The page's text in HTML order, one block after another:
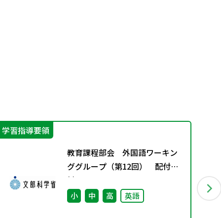
学習指導要領
教育課程部会 外国語ワーキン
ググループ（第12回） 配付資
料
小 中 高 英語